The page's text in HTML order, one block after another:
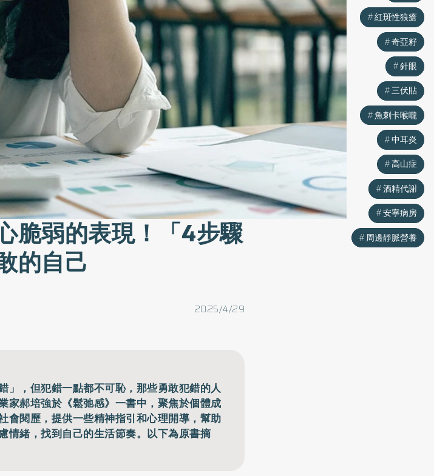
脆弱的表現！「4步驟
的自己
2025/4/29
」，但犯錯一點都不可恥，那些勇敢犯錯的人
家郝培強於《鬆弛感》一書中，聚焦於個體成
會閱歷，提供一些精神指引和心理開導，幫助
情緒，找到自己的生活節奏。以下為原書摘
紅斑性狼瘡
奇亞籽
針眼
三伏貼
魚刺卡喉嚨
中耳炎
高山症
酒精代謝
安寧病房
周邊靜脈營養
紅斑性狼瘡
奇亞籽
針眼
三伏貼
魚刺卡喉嚨
中耳炎
高山症
酒精代謝
安寧病房
周邊靜脈營養